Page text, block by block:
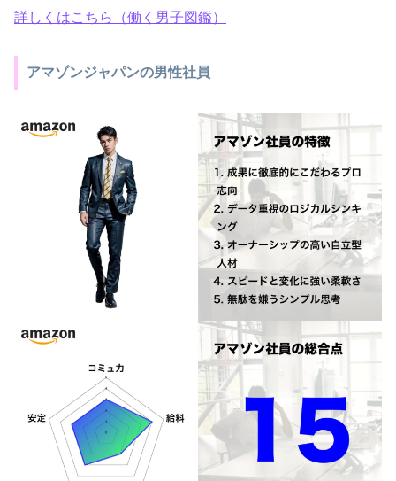
詳しくはこちら（働く男子図鑑）
アマゾンジャパンの男性社員